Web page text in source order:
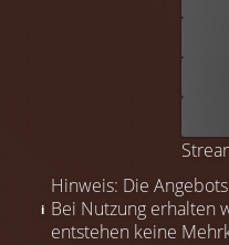
Hinweis: Die
Bei Nutzung erhalten
entstehen keine